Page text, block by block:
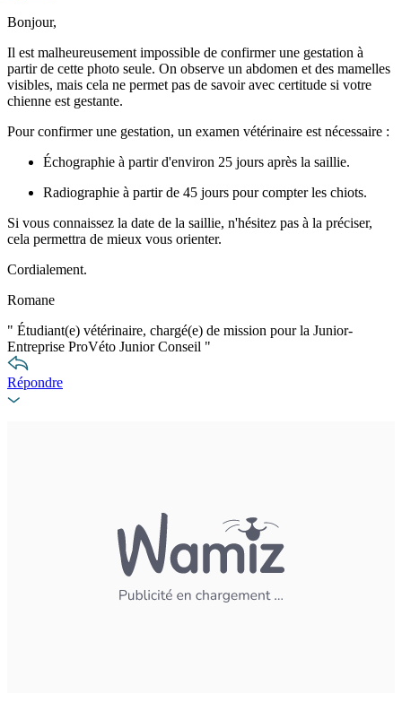
Bonjour,
Il est malheureusement impossible de confirmer une gestation à
partir de cette photo seule. On observe un abdomen et des mamelles
visibles, mais cela ne permet pas de savoir avec certitude si votre
chienne est gestante.
Pour confirmer une gestation, un examen vétérinaire est nécessaire :
Échographie à partir d'environ 25 jours après la saillie.
Radiographie à partir de 45 jours pour compter les chiots.
Si vous connaissez la date de la saillie, n'hésitez pas à la préciser,
cela permettra de mieux vous orienter.
Cordialement.
Romane
" Étudiant(e) vétérinaire, chargé(e) de mission pour la Junior-
Entreprise ProVéto Junior Conseil "
Répondre